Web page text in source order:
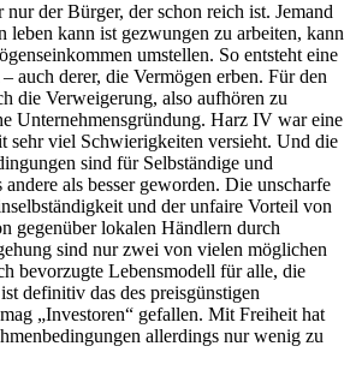
der Bürger, der schon reich ist. Jemand
leben kann ist gezwungen zu arbeiten, kann
umstellen. So entsteht eine
– auch derer, die Vermögen erben. Für den
die Verweigerung, also aufhören zu
Unternehmensgründung. Harz IV war eine
sehr viel Schwierigkeiten versieht. Und die
sind für Selbständige und
als besser geworden. Die unscharfe
und der unfaire Vorteil von
gegenüber lokalen Händlern durch
sind nur zwei von vielen möglichen
bevorzugte Lebensmodell für alle, die
definitiv das des preisgünstigen
„Investoren“ gefallen. Mit Freiheit hat
allerdings nur wenig zu